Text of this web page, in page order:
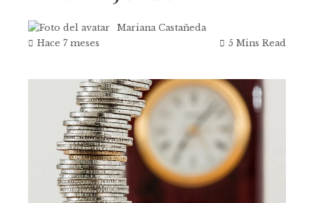
Mariana Castañeda
Hace 7 meses
5 Mins Read